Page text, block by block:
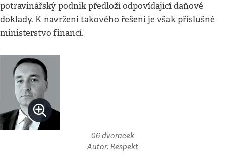
potravinářský podnik předloží odpovídající daňové
doklady. K navržení takového řešení je však příslušné
ministerstvo financí.
06 dvoracek
Autor: Respekt